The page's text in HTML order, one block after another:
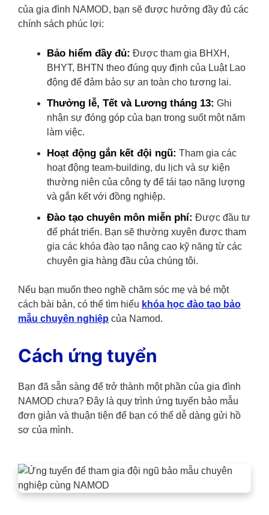
của gia đình NAMOD, bạn sẽ được hưởng đầy đủ các
chính sách phúc lợi:
Bảo hiểm đầy đủ: Được tham gia BHXH,
BHYT, BHTN theo đúng quy định của Luật Lao
động để đảm bảo sự an toàn cho tương lai.
Thưởng lễ, Tết và Lương tháng 13: Ghi
nhận sự đóng góp của bạn trong suốt một năm
làm việc.
Hoạt động gắn kết đội ngũ: Tham gia các
hoạt động team-building, du lịch và sự kiện
thường niên của công ty để tái tạo năng lượng
và gắn kết với đồng nghiệp.
Đào tạo chuyên môn miễn phí: Được đầu tư
để phát triển. Bạn sẽ thường xuyên được tham
gia các khóa đào tạo nâng cao kỹ năng từ các
chuyên gia hàng đầu của chúng tôi.
Nếu bạn muốn theo nghề chăm sóc mẹ và bé một
cách bài bản, có thể tìm hiểu khóa học đào tạo bảo
mẫu chuyên nghiệp của Namod.
Cách ứng tuyển
Bạn đã sẵn sàng để trở thành một phần của gia đình
NAMOD chưa? Đây là quy trình ứng tuyển bảo mẫu
đơn giản và thuận tiện để bạn có thể dễ dàng gửi hồ
sơ của mình.